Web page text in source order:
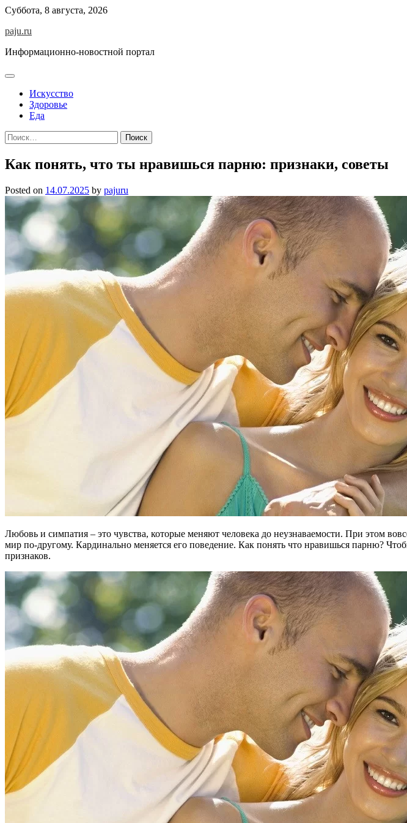
Skip
content
Суббота, 8 августа, 2026
paju.ru
Информационно-новостной портал
Искусство
Здоровье
Еда
Найти:
Как понять, что ты нравишься парню: признаки, советы
Posted on 14.07.2025 by pajuru
Любовь и симпатия – это чувства, которые меняют человека до неузнаваемости. При этом
мир по-другому. Кардинально меняется его поведение. Как понять что нравишься парню?
признаков.